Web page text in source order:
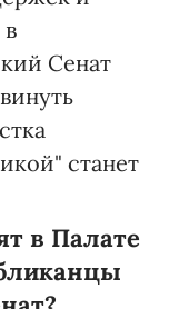
Сенат
станет
в Палате